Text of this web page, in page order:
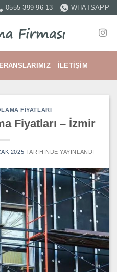
0555 399 96 13 WHATSAPP
İLETIŞIM
FIYATLARI
Fiyatları – İzmir
2025 TARIHINDE YAYINLANDI